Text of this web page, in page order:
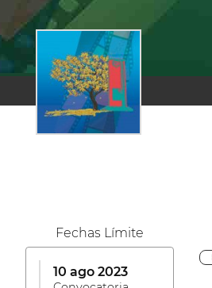
Fechas Límite
10 ago 2023